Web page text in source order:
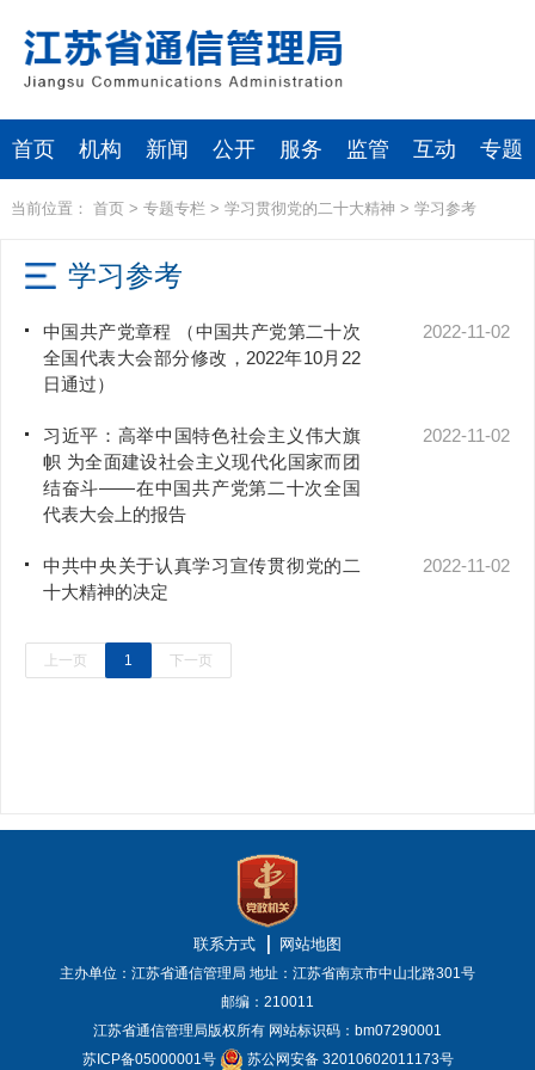
首页 机构 新闻 公开 服务 监管 互动 专题
当前位置： 首页> 专题专栏 > 学习贯彻党的二十大精神 > 学习参考
学习参考
中国共产党章程 （中国共产党第二十次
全国代表大会部分修改，2022年10月22
日通过）
2022-11-02
习近平：高举中国特色社会主义伟大旗
帜 为全面建设社会主义现代化国家而团
结奋斗——在中国共产党第二十次全国
代表大会上的报告
2022-11-02
中共中央关于认真学习宣传贯彻党的二
十大精神的决定
2022-11-02
上一页 1 下一页
联系方式 网站地图
主办单位：江苏省通信管理局 地址：江苏省南京市中山北路301号
邮编：210011
江苏省通信管理局版权所有 网站标识码：bm07290001
苏ICP备05000001号
苏公网安备 32010602011173号